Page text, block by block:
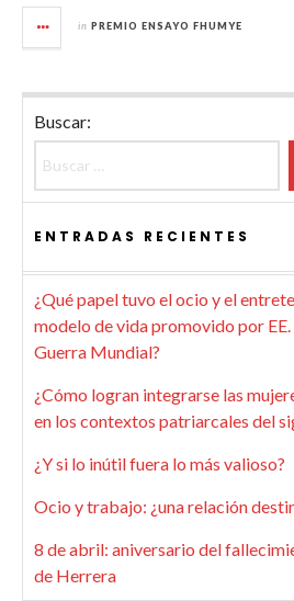
in PREMIO ENSAYO FHUMYE
Buscar:
ENTRADAS RECIENTES
¿Qué papel tuvo el ocio y el
modelo de vida promovido por EE.
Guerra Mundial?
¿Cómo logran integrarse las
en los contextos patriarcales del
¿Y si lo inútil fuera lo más valioso?
Ocio y trabajo: ¿una relación
8 de abril: aniversario del
de Herrera